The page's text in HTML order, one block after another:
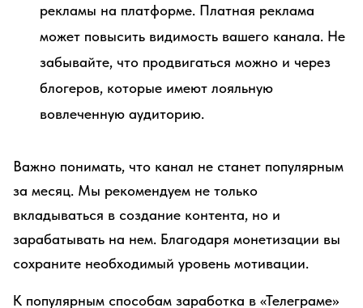
рекламы на платформе. Платная реклама
может повысить видимость вашего канала. Не
забывайте, что продвигаться можно и через
блогеров, которые имеют лояльную
вовлеченную аудиторию.
Важно понимать, что канал не станет популярным
за месяц. Мы рекомендуем не только
вкладываться в создание контента, но и
зарабатывать на нем. Благодаря монетизации вы
сохраните необходимый уровень мотивации.
К популярным способам заработка в «Телеграме»